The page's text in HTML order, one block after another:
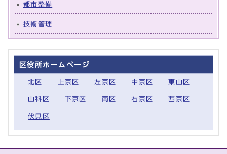
都市整備
技術管理
区役所ホームページ
北区 上京区 左京区 中京区 東山区
山科区 下京区 南区 右京区 西京区
伏見区